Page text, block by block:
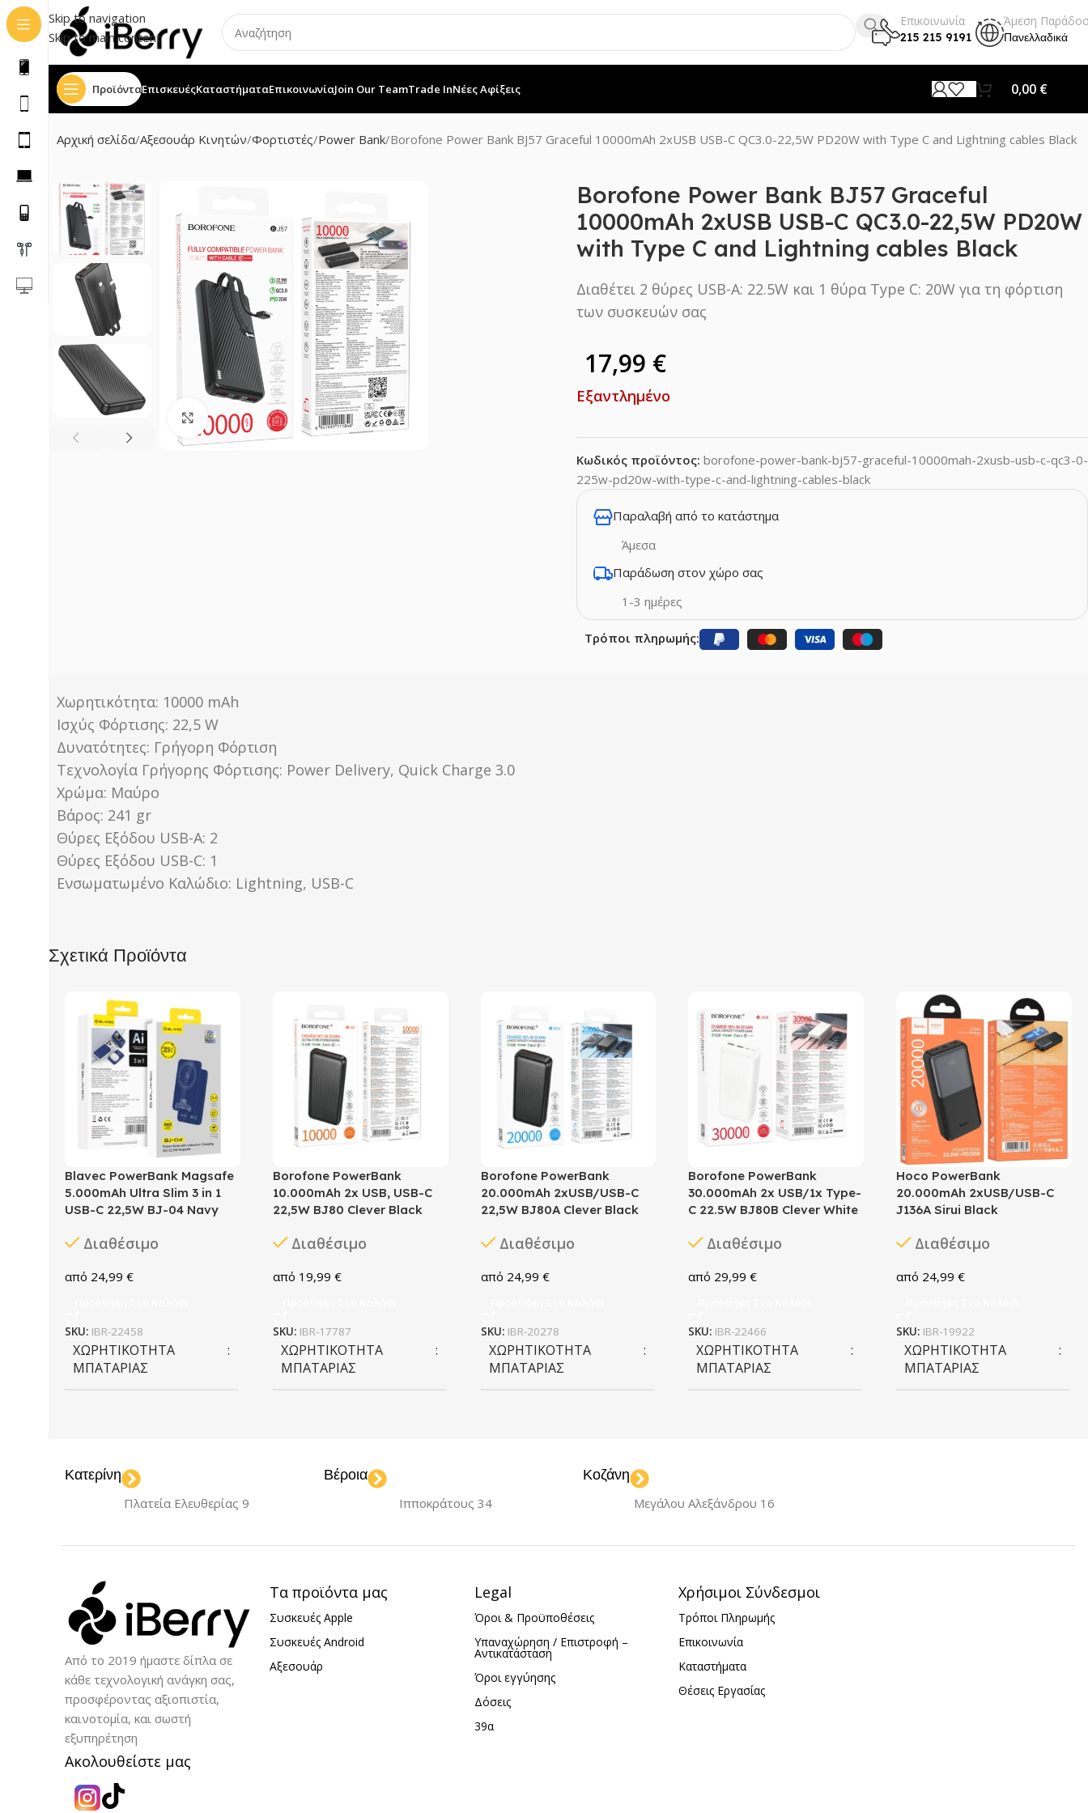
Skip to navigation
Skip to main content
Επικοινωνία
215 215 9191
Άμεση
Πανελλαδικά
ΠροϊόνταΕπισκευέςΚαταστήματαΕπικοινωνίαJoin Our TeamTrade InΝέες Αφίξεις 0,00 €
Αρχική σελίδα Αξεσουάρ Κινητών Φορτιστές Power Bank Borofone Power Bank BJ57 Graceful 10000mAh 2xUSB USB-C QC3.0-22,5W PD20W with Type C and Lightning cables Black
Click to enlarge
Borofone Power Bank BJ57 Graceful
10000mAh 2xUSB USB-C QC3.0-22,5W PD20W
with Type C and Lightning cables Black
Διαθέτει 2 θύρες USB-A: 22.5W και 1 θύρα Type C: 20W για τη φόρτιση
των συσκευών σας
17,99 €
Εξαντλημένο
Κωδικός προϊόντος: borofone-power-bank-bj57-graceful-10000mah-2xusb-usb-c-qc3-0-
225w-pd20w-with-type-c-and-lightning-cables-black
Παραλαβή από το κατάστημα
Άμεσα
Παράδωση στον χώρο σας
1-3 ημέρες
Τρόποι πληρωμής:
Χωρητικότητα: 10000 mAh
Ισχύς Φόρτισης: 22,5 W
Δυνατότητες: Γρήγορη Φόρτιση
Τεχνολογία Γρήγορης Φόρτισης: Power Delivery, Quick Charge 3.0
Χρώμα: Μαύρο
Βάρος: 241 gr
Θύρες Εξόδου USB-A: 2
Θύρες Εξόδου USB-C: 1
Ενσωματωμένο Καλώδιο: Lightning, USB-C
Σχετικά Προϊόντα
Blavec PowerBank Magsafe
5.000mAh Ultra Slim 3 in 1
USB-C 22,5W BJ-04 Navy
Διαθέσιμο
24,99 €
SKU: IBR-22458
ΧΩΡΗΤΙΚΌΤΗΤΑ
ΜΠΑΤΑΡΊΑΣ
Borofone PowerBank
10.000mAh 2x USB, USB-C
22,5W BJ80 Clever Black
Διαθέσιμο
19,99 €
SKU: IBR-17787
ΧΩΡΗΤΙΚΌΤΗΤΑ
ΜΠΑΤΑΡΊΑΣ
USB ,USB-C
ΧΡΏΜΑ Black
Borofone PowerBank
20.000mAh 2xUSB/USB-C
22,5W BJ80A Clever Black
Διαθέσιμο
24,99 €
SKU: IBR-20278
ΧΩΡΗΤΙΚΌΤΗΤΑ
ΜΠΑΤΑΡΊΑΣ
USB
Borofone PowerBank
30.000mAh 2x USB/1x Type-
C 22.5W BJ80B Clever White
Διαθέσιμο
29,99€
SKU: IBR-22466
ΧΩΡΗΤΙΚΌΤΗΤΑ
ΜΠΑΤΑΡΊΑΣ
USB ,USB-C
Hoco PowerBank
20.000mAh 2xUSB/USB-C
J136A Sirui Black
Διαθέσιμο
24,99€
SKU: IBR-19922
ΧΩΡΗΤΙΚΌΤΗΤΑ
ΜΠΑΤΑΡΊΑΣ
Κατερίνη
Πλατεία Ελευθερίας 9
Βέροια
Ιπποκράτους 34
Κοζάνη
Μεγάλου Αλεξάνδρου 16
Από το 2019 ήμαστε δίπλα σε
κάθε τεχνολογική ανάγκη σας,
προσφέροντας αξιοπιστία,
καινοτομία, και σωστή
εξυπηρέτηση
Ακολουθείστε μας
Τα προϊόντα μας
Συσκευές Apple
Συσκευές Android
Αξεσουάρ
Legal
Όροι & Προϋποθέσεις
Υπαναχώρηση / Επιστροφή –
Αντικατάσταση
Όροι εγγύησης
Δόσεις
39α
Χρήσιμοι Σύνδεσμοι
Τρόποι Πληρωμής
Επικοινωνία
Καταστήματα
Θέσεις Εργασίας